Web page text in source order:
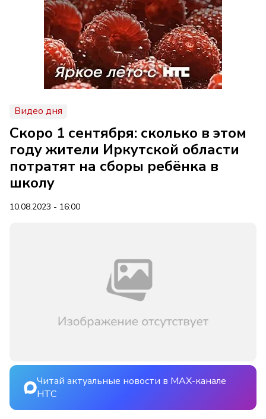
Видео дня
Скоро 1 сентября: сколько в этом
году жители Иркутской области
потратят на сборы ребёнка в
школу
10.08.2023 - 16:00
Читай актуальные новости в MAX-канале
НТС